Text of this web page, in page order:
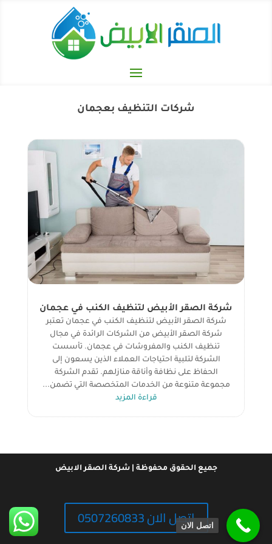
شركات التنظيف بعجمان
شركة الصقر الأبيض لتنظيف الكنب في عجمان
شركة الصقر الأبيض لتنظيف الكنب في عجمان تعتبر
شركة الصقر الأبيض من الشركات الرائدة في مجال
تنظيف الكنب والمفروشات في عجمان. تأسست
الشركة لتلبية احتياجات العملاء الذين يسعون إلى
الحفاظ على نظافة وأناقة منازلهم. تقدم الشركة
مجموعة متنوعة من الخدمات المتخصصة التي تضمن...
قراءة المزيد
جميع الحقوق محفوظة | شركة الصقر الابيض
اتصل الان 0507260833اتصل الان